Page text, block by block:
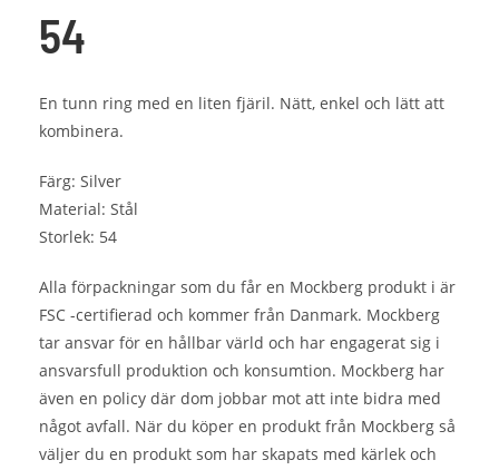
54
En tunn ring med en liten fjäril. Nätt, enkel och lätt att
kombinera.
Färg: Silver
Material: Stål
Storlek: 54
Alla förpackningar som du får en Mockberg produkt i är
FSC -certifierad och kommer från Danmark. Mockberg
tar ansvar för en hållbar värld och har engagerat sig i
ansvarsfull produktion och konsumtion. Mockberg har
även en policy där dom jobbar mot att inte bidra med
något avfall. När du köper en produkt från Mockberg så
väljer du en produkt som har skapats med kärlek och